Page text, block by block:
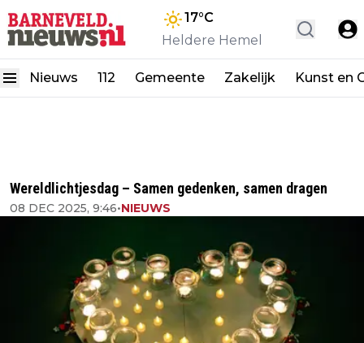
17°C
Heldere Hemel
Nieuws 112 Gemeente Zakelijk Kunst en
Wereldlichtjesdag – Samen gedenken, samen dragen
08 DEC 2025, 9:46•NIEUWS